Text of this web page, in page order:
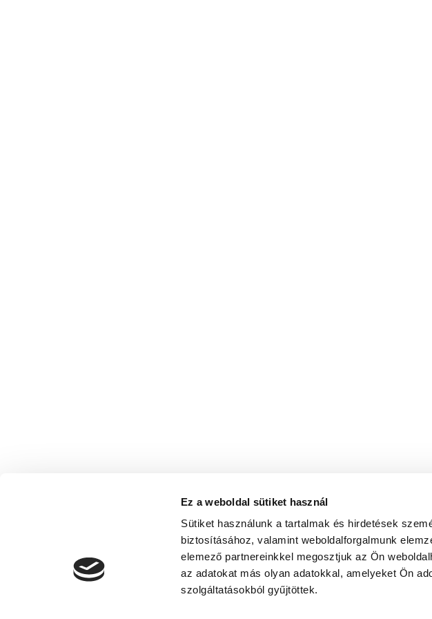
Ez a weboldal sütiket használ
Sütiket használunk a tartalmak és hirdetések
biztosításához, valamint weboldalforgalmunk
elemező partnereinkkel megosztjuk az Ön
az adatokat más olyan adatokkal, amelyeket Ön
szolgáltatásokból gyűjtöttek.